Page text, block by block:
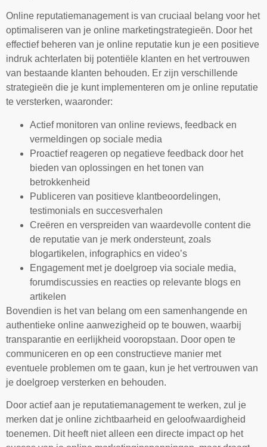
Online reputatiemanagement is van cruciaal belang voor het
optimaliseren van je online marketingstrategieën. Door het
effectief beheren van je online reputatie kun je een positieve
indruk achterlaten bij potentiële klanten en het vertrouwen
van bestaande klanten behouden. Er zijn verschillende
strategieën die je kunt implementeren om je online reputatie
te versterken, waaronder:
Actief monitoren van online reviews, feedback en
vermeldingen op sociale media
Proactief reageren op negatieve feedback door het
bieden van oplossingen en het tonen van
betrokkenheid
Publiceren van positieve klantbeoordelingen,
testimonials en succesverhalen
Creëren en verspreiden van waardevolle content die
de reputatie van je merk ondersteunt, zoals
blogartikelen, infographics en video’s
Engagement met je doelgroep via sociale media,
forumdiscussies en reacties op relevante blogs en
artikelen
Bovendien is het van belang om een samenhangende en
authentieke online aanwezigheid op te bouwen, waarbij
transparantie en eerlijkheid vooropstaan. Door open te
communiceren en op een constructieve manier met
eventuele problemen om te gaan, kun je het vertrouwen van
je doelgroep versterken en behouden.
Door actief aan je reputatiemanagement te werken, zul je
merken dat je online zichtbaarheid en geloofwaardigheid
toenemen. Dit heeft niet alleen een directe impact op het